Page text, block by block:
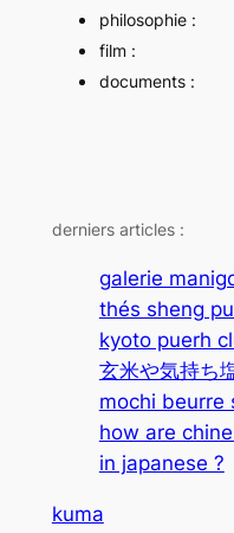
philosophie :
film :
documents :
derniers articles :
galerie
thés sheng
kyoto puerh
玄米や気持ち
mochi beurre
how are
in japanese ?
kuma